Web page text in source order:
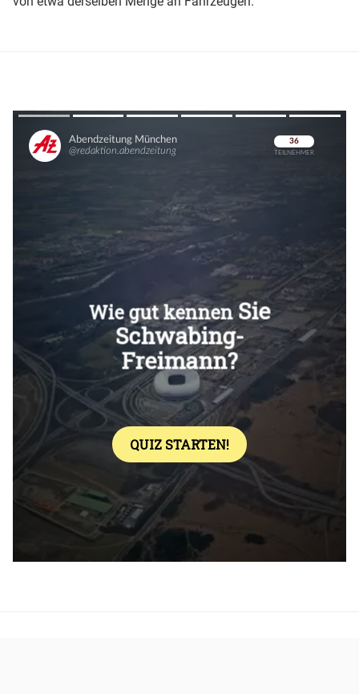
Überspringen
Überspringen